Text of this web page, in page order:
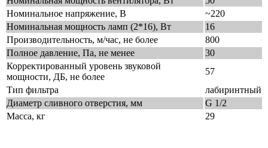
Номинальное напряжение, В
~220
Номинальная мощность ламп (2*16), Вт
16
Производительность, м/час, не более
800
Полное давление, Па, не менее
30
Корректированный уровень звуковой
мощности, ДБ, не более
57
Тип фильтра
лабиринтный
Диаметр сливного отверстия, мм
G 1/2
Масса, кг
29